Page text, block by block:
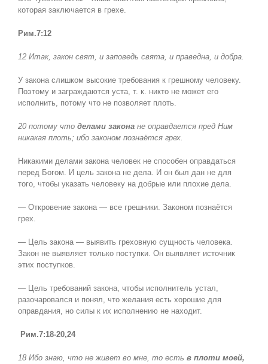
которая заключается в грехе.
Рим.7:12
12 Итак, закон свят, и заповедь свята, и праведна, и добра.
У закона слишком высокие требования к грешному человеку.
Поэтому и заграждаются уста, т. к. никто не может его
исполнить, потому что не позволяет плоть.
20 потому что делами законане оправдается пред Ним
никакая плоть; ибо законом познаётся грех.
Никакими делами закона человек не способен оправдаться
перед Богом. И цель закона не дела. И он был дан не для
того, чтобы указать человеку на добрые или плохие дела.
— Откровение закона — все грешники. Законом познаётся
грех.
— Цель закона — выявить греховную сущность человека.
Закон не выявляет только поступки. Он выявляет источник
этих поступков.
— Цель требований закона, чтобы исполнитель устал,
разочаровался и понял, что желания есть хорошие для
оправдания, но силы к их исполнению не находит.
Рим.7:18-20,24
18 Ибо знаю, что не живет во мне, то есть в плоти моей,